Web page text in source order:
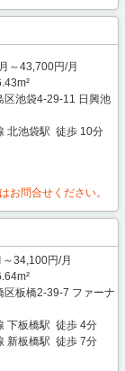
～43,700円/月
区池袋4-29-11 日興池
北池袋駅 徒歩 10分
お問合せください。
34,100円/月
区板橋2-39-7 ファーナ
下板橋駅 徒歩 4分
新板橋駅 徒歩 7分